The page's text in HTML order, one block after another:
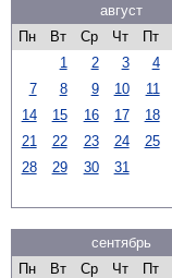
август
Пн
Вт Ср Чт Пт
1
2 3 4
7
8 9 10 11
14
15 16 17 18
21
22 23 24 25
28
29 30 31
сентябрь
Пн
Вт Ср Чт Пт